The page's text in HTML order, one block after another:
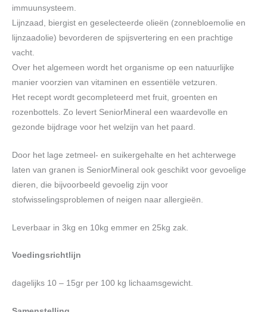
immuunsysteem.
Lijnzaad, biergist en geselecteerde olieën (zonnebloemolie en
lijnzaadolie) bevorderen de spijsvertering en een prachtige
vacht.
Over het algemeen wordt het organisme op een natuurlijke
manier voorzien van vitaminen en essentiële vetzuren.
Het recept wordt gecompleteerd met fruit, groenten en
rozenbottels. Zo levert SeniorMineral een waardevolle en
gezonde bijdrage voor het welzijn van het paard.
Door het lage zetmeel- en suikergehalte en het achterwege
laten van granen is SeniorMineral ook geschikt voor gevoelige
dieren, die bijvoorbeeld gevoelig zijn voor
stofwisselingsproblemen of neigen naar allergieën.
Leverbaar in 3kg en 10kg emmer en 25kg zak.
Voedingsrichtlijn
dagelijks 10 – 15gr per 100 kg lichaamsgewicht.